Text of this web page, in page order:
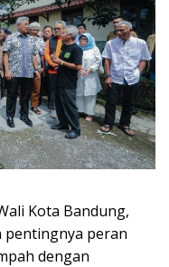
Kota Bandung,
pentingnya peran
dengan